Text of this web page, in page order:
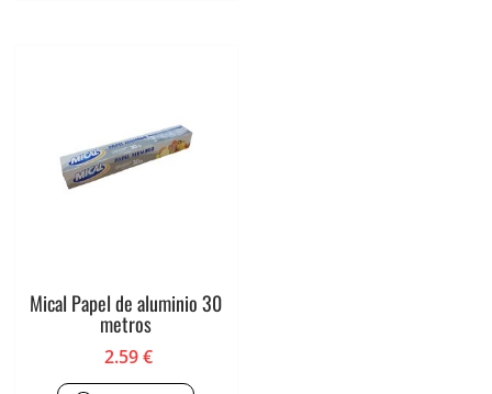
Mical Papel de aluminio 30
metros
2.59€